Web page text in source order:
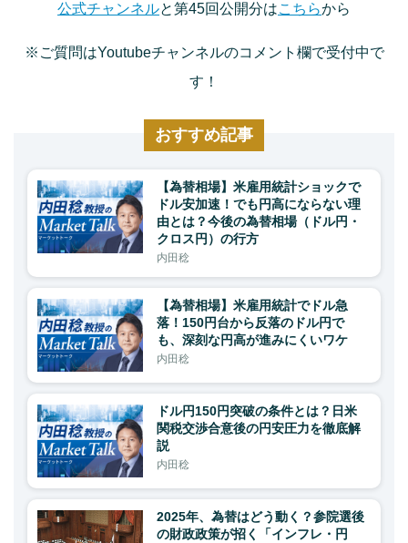
公式チャンネルと第45回公開分はこちらから
※ご質問はYoutubeチャンネルのコメント欄で受付中で
す！
おすすめ記事
【為替相場】米雇用統計ショックで
ドル安加速！でも円高にならない理
由とは？今後の為替相場（ドル円・
クロス円）の行方
内田稔
【為替相場】米雇用統計でドル急
落！150円台から反落のドル円で
も、深刻な円高が進みにくいワケ
内田稔
ドル円150円突破の条件とは？日米
関税交渉合意後の円安圧力を徹底解
説
内田稔
2025年、為替はどう動く？参院選後
の財政政策が招く「インフレ・円